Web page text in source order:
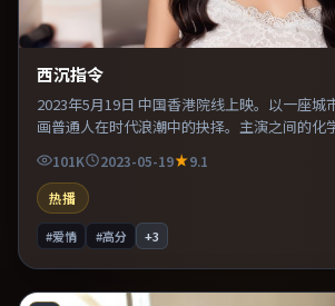
西沉指令
2023年5月19日 中国香港院线上映。以一座城
画普通人在时代浪潮中的抉择。主演之间的化
手戏张力贯穿全片。片尾留白意味深长，值得
图。
101K 2023-05-19
9.1
热播
#爱情 #高分 +3